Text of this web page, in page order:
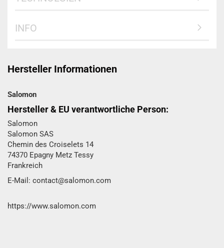
INFO
Hersteller Informationen
Salomon
Hersteller & EU verantwortliche Person:
Salomon
Salomon SAS
Chemin des Croiselets 14
74370 Epagny Metz Tessy
Frankreich
E-Mail: contact@salomon.com
https://www.salomon.com